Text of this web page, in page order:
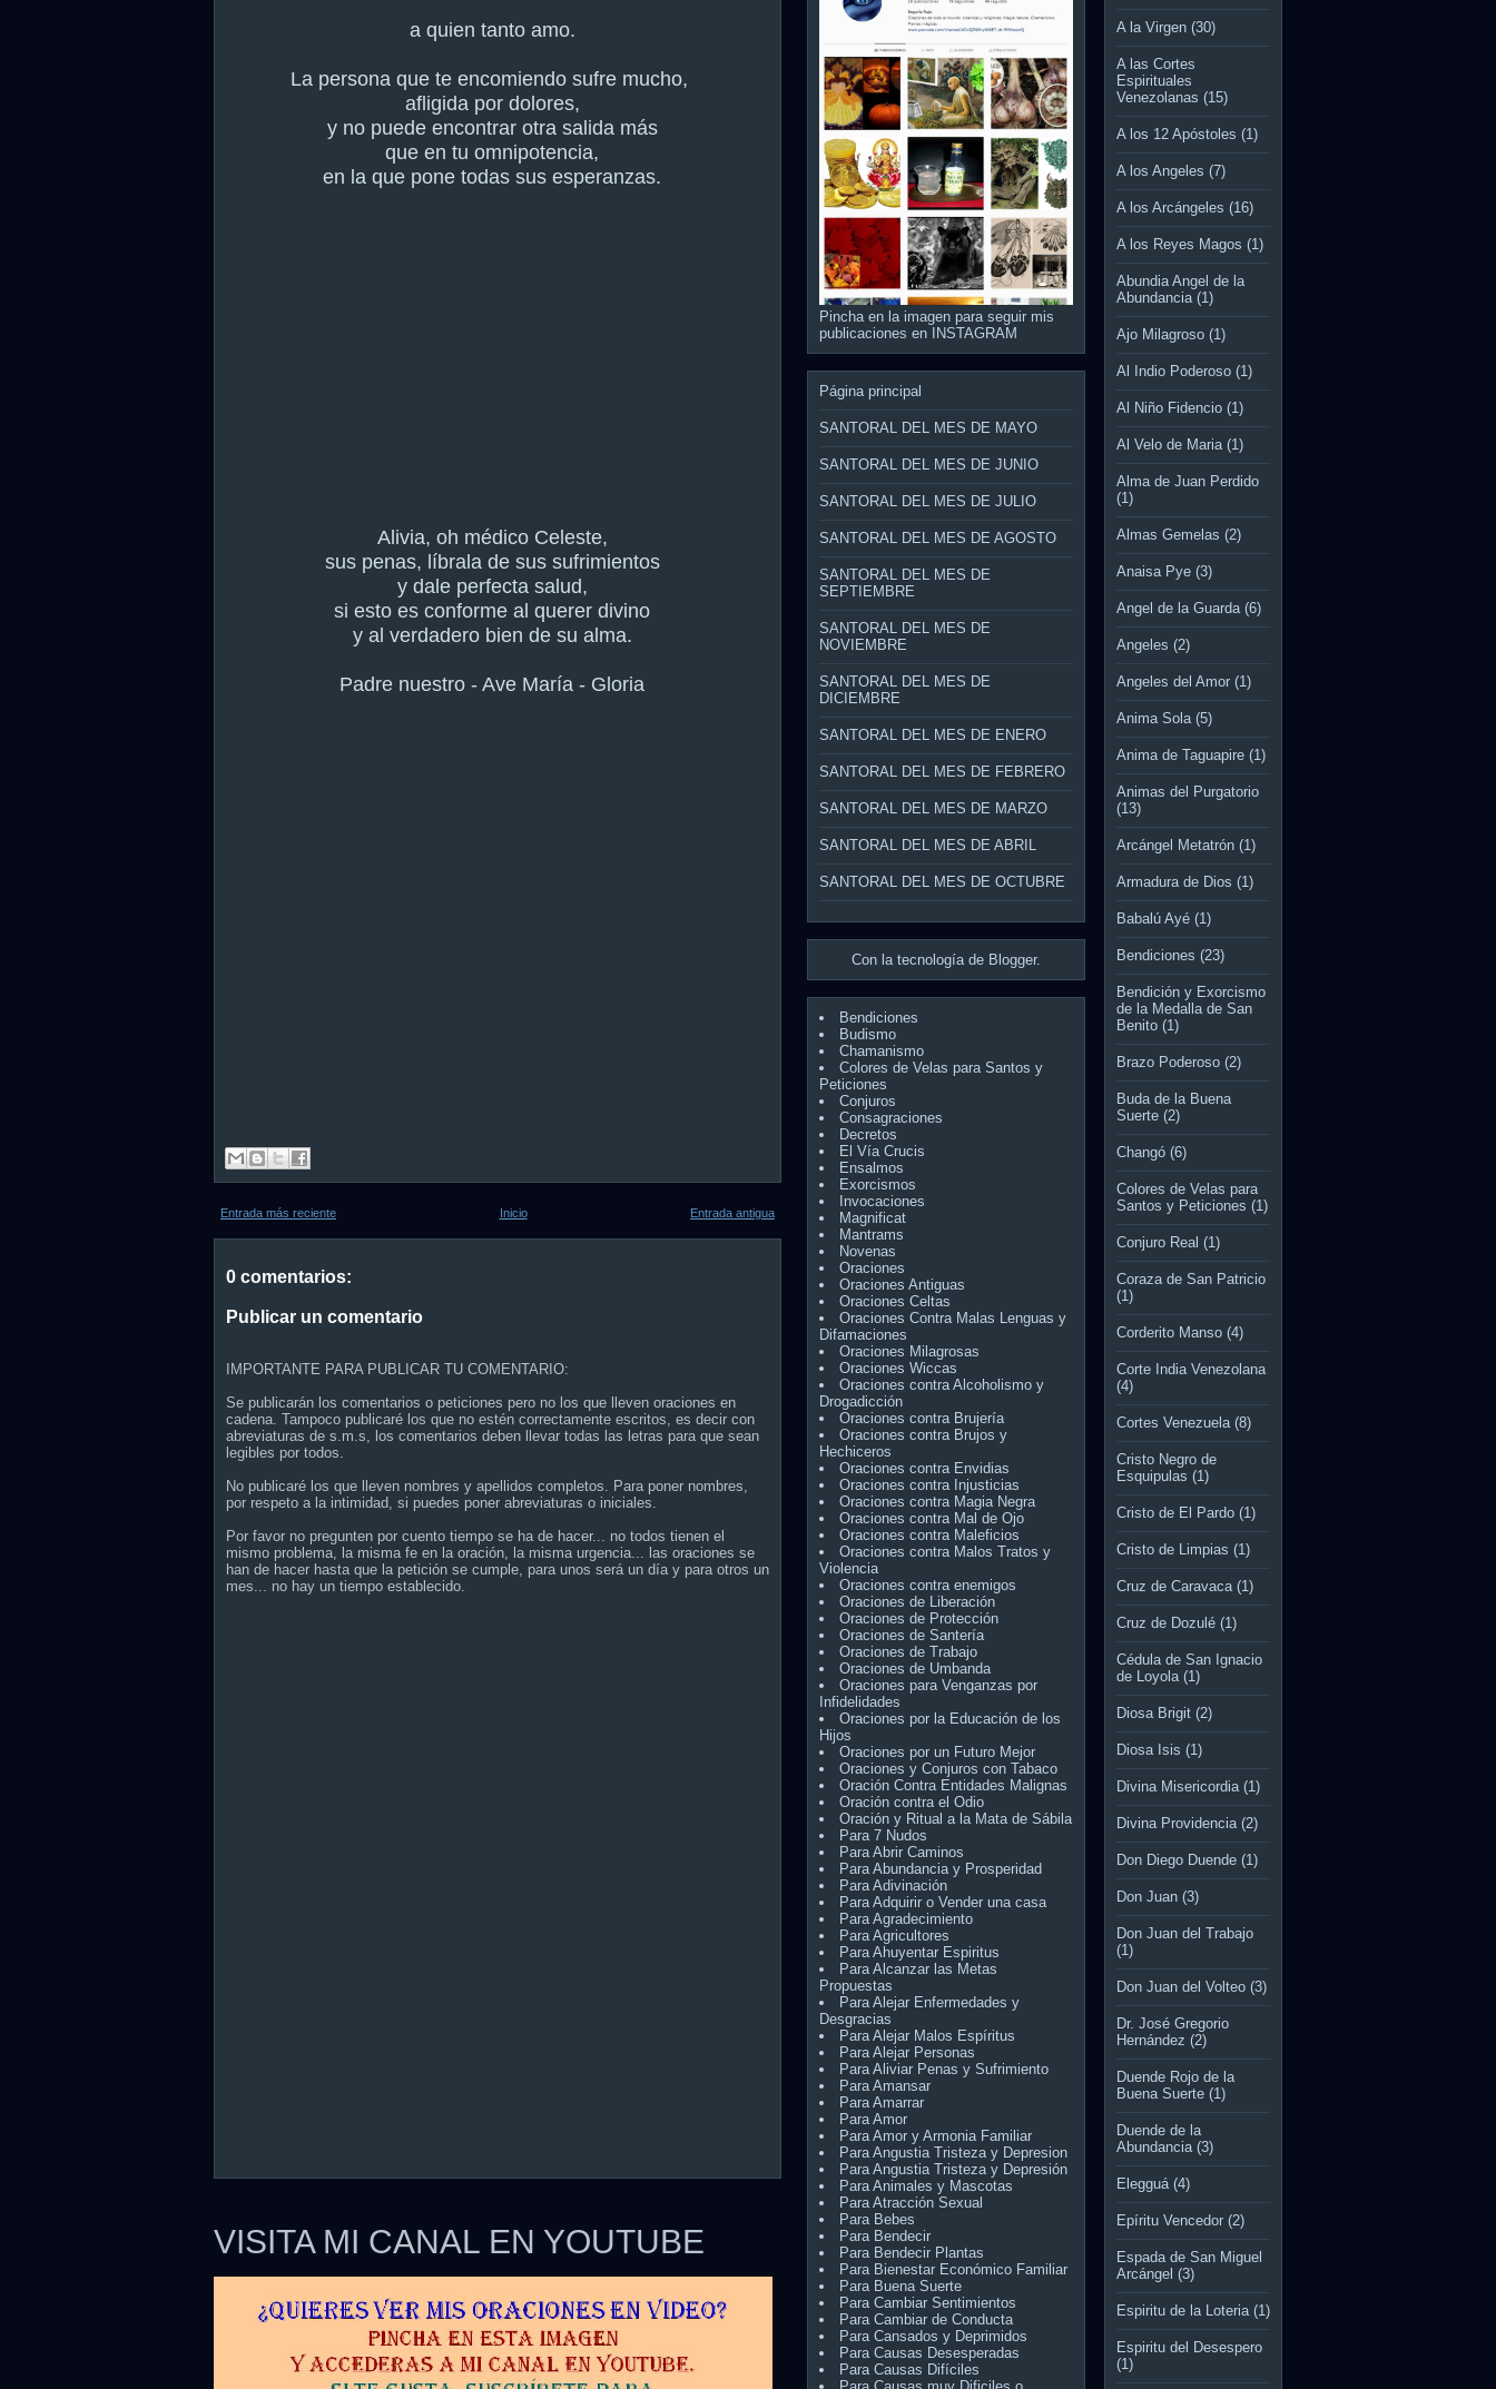
a quien tanto amo.
La persona que te encomiendo sufre mucho,
afligida por dolores,
y no puede encontrar otra salida más
que en tu omnipotencia,
en la que pone todas sus esperanzas.
Alivia, oh médico Celeste,
sus penas, líbrala de sus sufrimientos
y dale perfecta salud,
si esto es conforme al querer divino
y al verdadero bien de su alma.
Padre nuestro - Ave María - Gloria
Entrada más reciente Entrada antigua
Inicio
0 comentarios:
Publicar un comentario
IMPORTANTE PARA PUBLICAR TU COMENTARIO:
Se publicarán los comentarios o peticiones pero no los que lleven oraciones en
cadena. Tampoco publicaré los que no estén correctamente escritos, es decir con
abreviaturas de s.m.s, los comentarios deben llevar todas las letras para que sean
legibles por todos.
No publicaré los que lleven nombres y apellidos completos. Para poner nombres,
por respeto a la intimidad, si puedes poner abreviaturas o iniciales.
Por favor no pregunten por cuento tiempo se ha de hacer... no todos tienen el
mismo problema, la misma fe en la oración, la misma urgencia... las oraciones se
han de hacer hasta que la petición se cumple, para unos será un día y para otros un
mes... no hay un tiempo establecido.
VISITA MI CANAL EN YOUTUBE
Pincha en la imagen para seguir mis
publicaciones en INSTAGRAM
Página principal
SANTORAL DEL MES DE MAYO
SANTORAL DEL MES DE JUNIO
SANTORAL DEL MES DE JULIO
SANTORAL DEL MES DE AGOSTO
SANTORAL DEL MES DE
SEPTIEMBRE
SANTORAL DEL MES DE
NOVIEMBRE
SANTORAL DEL MES DE
DICIEMBRE
SANTORAL DEL MES DE ENERO
SANTORAL DEL MES DE FEBRERO
SANTORAL DEL MES DE MARZO
SANTORAL DEL MES DE ABRIL
SANTORAL DEL MES DE OCTUBRE
Con la tecnología de Blogger.
Bendiciones
Budismo
Chamanismo
Colores de Velas para Santos y
Peticiones
Conjuros
Consagraciones
Decretos
El Vía Crucis
Ensalmos
Exorcismos
Invocaciones
Magnificat
Mantrams
Novenas
Oraciones
Oraciones Antiguas
Oraciones Celtas
Oraciones Contra Malas Lenguas y
Difamaciones
Oraciones Milagrosas
Oraciones Wiccas
Oraciones contra Alcoholismo y
Drogadicción
Oraciones contra Brujería
Oraciones contra Brujos y
Hechiceros
Oraciones contra Envidias
Oraciones contra Injusticias
Oraciones contra Magia Negra
Oraciones contra Mal de Ojo
Oraciones contra Maleficios
Oraciones contra Malos Tratos y
Violencia
Oraciones contra enemigos
Oraciones de Liberación
Oraciones de Protección
Oraciones de Santería
Oraciones de Trabajo
Oraciones de Umbanda
Oraciones para Venganzas por
Infidelidades
Oraciones por la Educación de los
Hijos
Oraciones por un Futuro Mejor
Oraciones y Conjuros con Tabaco
Oración Contra Entidades Malignas
Oración contra el Odio
Oración y Ritual a la Mata de Sábila
Para 7 Nudos
Para Abrir Caminos
Para Abundancia y Prosperidad
Para Adivinación
Para Adquirir o Vender una casa
Para Agradecimiento
Para Agricultores
Para Ahuyentar Espiritus
Para Alcanzar las Metas
Propuestas
Para Alejar Enfermedades y
Desgracias
Para Alejar Malos Espíritus
Para Alejar Personas
Para Aliviar Penas y Sufrimiento
Para Amansar
Para Amarrar
Para Amor
Para Amor y Armonia Familiar
Para Angustia Tristeza y Depresion
Para Angustia Tristeza y Depresión
Para Animales y Mascotas
Para Atracción Sexual
Para Bebes
Para Bendecir
Para Bendecir Plantas
Para Bienestar Económico Familiar
Para Buena Suerte
Para Cambiar Sentimientos
Para Cambiar de Conducta
Para Cansados y Deprimidos
Para Causas Desesperadas
Para Causas Difíciles
A la Virgen (30)
A las Cortes
Espirituales
Venezolanas (15)
A los 12 Apóstoles (1)
A los Angeles (7)
A los Arcángeles (16)
A los Reyes Magos (1)
Abundia Angel de la
Abundancia (1)
Ajo Milagroso (1)
Al Indio Poderoso (1)
Al Niño Fidencio (1)
Al Velo de Maria (1)
Alma de Juan Perdido
(1)
Almas Gemelas (2)
Anaisa Pye (3)
Angel de la Guarda (6)
Angeles (2)
Angeles del Amor (1)
Anima Sola (5)
Anima de Taguapire (1)
Animas del Purgatorio
(13)
Arcángel Metatrón (1)
Armadura de Dios (1)
Babalú Ayé (1)
Bendiciones (23)
Bendición y Exorcismo
de la Medalla de San
Benito (1)
Brazo Poderoso (2)
Buda de la Buena
Suerte (2)
Changó (6)
Colores de Velas para
Santos y Peticiones (1)
Conjuro Real (1)
Coraza de San Patricio
(1)
Corderito Manso (4)
Corte India Venezolana
(4)
Cortes Venezuela (8)
Cristo Negro de
Esquipulas (1)
Cristo de El Pardo (1)
Cristo de Limpias (1)
Cruz de Caravaca (1)
Cruz de Dozulé (1)
Cédula de San Ignacio
de Loyola (1)
Diosa Brigit (2)
Diosa Isis (1)
Divina Misericordia (1)
Divina Providencia (2)
Don Diego Duende (1)
Don Juan (3)
Don Juan del Trabajo
(1)
Don Juan del Volteo (3)
Dr. José Gregorio
Hernández (2)
Duende Rojo de la
Buena Suerte (1)
Duende de la
Abundancia (3)
Elegguá (4)
Epíritu Vencedor (2)
Espada de San Miguel
Arcángel (3)
Espiritu de la Loteria (1)
Espiritu del Desespero
(1)